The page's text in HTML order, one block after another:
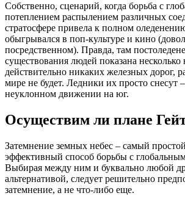
Собственно, сценарий, когда борьба с
потеплением распылением различных
стратосфере привела к полном
обыгрывался в поп-культуре и кино
посредственном). Правда, там
существования людей показана несколько
действительно никаких железных дорог,
мире не будет. Ледники их просто снесут
неуклонном движении на юг.
Осуществим ли плане
Затемнение земных небес – самый
эффективный способ борьбы с
Выбирая между ним и буквально любой
альтернативой, следует решительно
затемнение, а не что-либо еще.